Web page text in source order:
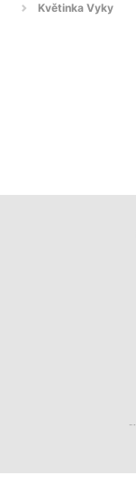
Květinka Vyky